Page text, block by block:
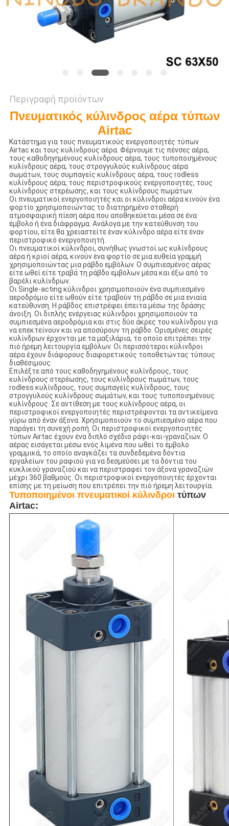
Περιγραφή προϊόντων
Πνευματικός κύλινδρος αέρα τύπων
Airtac
Κατάστημα για τους πνευματικούς ενεργοποιητές τύπων
Airtac και τους κυλίνδρους αέρα. Φέρνουμε τις πένσες αέρα,
τους καθοδηγημένους κυλίνδρους αέρα, τους τυποποιημένους
κυλίνδρους αέρα, τους στρογγυλούς κυλίνδρους αέρα
σωμάτων, τους συμπαγείς κυλίνδρους αέρα, τους rodless
κυλίνδρους αέρα, τους περιστροφικούς ενεργοποιητές, τους
κυλίνδρους στερέωσης, και τους κυλίνδρους πωμάτων.
Οι πνευματικοί ενεργοποιητές και οι κύλινδροι αέρα κινούν ένα
φορτίο χρησιμοποιώντας το διατηρημένο σταθερή
ατμοσφαιρική πίεση αέρα που αποθηκεύεται μέσα σε ένα
έμβολο ή ένα διάφραγμα. Ανάλογα με την κατεύθυνση του
φορτίου, είτε θα χρειαστείτε έναν κύλινδρο αέρα είτε έναν
περιστροφικό ενεργοποιητή.
Οι πνευματικοί κύλινδροι, συνήθως γνωστοί ως κυλίνδρους
αέρα ή κριοί αέρα, κινούν ένα φορτίο σε μια ευθεία γραμμή
χρησιμοποιώντας μια ράβδο εμβόλων. Ο συμπιεσμένος αέρας
είτε ωθεί είτε τραβά τη ράβδο εμβόλων μέσα και έξω από το
βαρέλι κυλίνδρων.
Οι Single-acting κύλινδροι χρησιμοποιούν ένα συμπιεσμένο
αεροδρόμιο είτε ωθούν είτε τραβούν τη ράβδο σε μια ενιαία
κατεύθυνση. Η ράβδος επιστρέφει έπειτα μέσω της δράσης
άνοιξη. Οι διπλής ενέργειας κύλινδροι χρησιμοποιούν τα
συμπιεσμένα αεροδρόμια και στις δύο άκρες του κυλίνδρου για
να επεκτείνουν και να αποσύρουν τη ράβδο. Ορισμένες σειρές
κυλίνδρων έρχονται με τα μαξιλάρια, το οποίο επιτρέπει την
πιό ήρεμη λειτουργία εμβόλων. Οι περισσότεροι κύλινδροι
αέρα έχουν διάφορους διαφορετικούς τοποθετώντας τύπους
διαθέσιμους.
Επιλέξτε από τους καθοδηγημένους κυλίνδρους, τους
κυλίνδρους στερέωσης, τους κυλίνδρους πωμάτων, τους
rodless κυλίνδρους, τους συμπαγείς κυλίνδρους, τους
στρογγυλούς κυλίνδρους σωμάτων, και τους τυποποιημένους
κυλίνδρους. Σε αντίθεση με τους κυλίνδρους αέρα, οι
περιστροφικοί ενεργοποιητές περιστρέφονται τα αντικείμενα
γύρω από έναν άξονα. Χρησιμοποιούν το συμπιεσμένο αέρα που
παράγει τη συνεχή ροπή. Οι περιστροφικοί ενεργοποιητές
τύπων Airtac έχουν ένα διπλό σχέδιο ράφι-και-γραναζιών. Ο
αέρας εισάγεται μέσω ενός λιμένα που ωθεί το έμβολο
γραμμικά, το οποίο αναγκάζει τα συνδεδεμένα δόντια
εργαλείων του ραφιού για να δεσμεύσει με τα δόντια του
κυκλικού γραναζιού και να περιστραφεί τον άξονα γραναζιών
μέχρι 360 βαθμούς. Οι περιστροφικοί ενεργοποιητές έρχονται
επίσης με τη μείωση που επιτρέπει την πιό ήρεμη λειτουργία.
Τυποποιημένοι πνευματικοί κύλινδροιτύπων
Airtac: